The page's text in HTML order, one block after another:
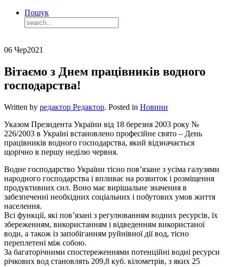
Пошук
06 Чер2021
Вітаємо з Днем працівників водного
господарства!
Written by редактор Редактор. Posted in Новини
Указом Президента України від 18 березня 2003 року №
226/2003 в Україні встановлено професійне свято – День
працівників водного господарства, який відзначається
щорічно в першу неділю червня.
Водне господарство України тісно пов’язане з усіма галузями
народного господарства і впливає на розвиток і розміщення
продуктивних сил. Воно має вирішальне значення в
забезпеченні необхідних соціальних і побутових умов життя
населення.
Всі функції, які пов’язані з регулюванням водних ресурсів, їх
збереженням, використанням і відведенням використаної
води, а також із запобіганням руйнівної дії вод, тісно
переплетені між собою.
За багаторічними спостереженнями потенційні водні ресурси
річкових вод становлять 209,8 куб. кілометрів, з яких 25